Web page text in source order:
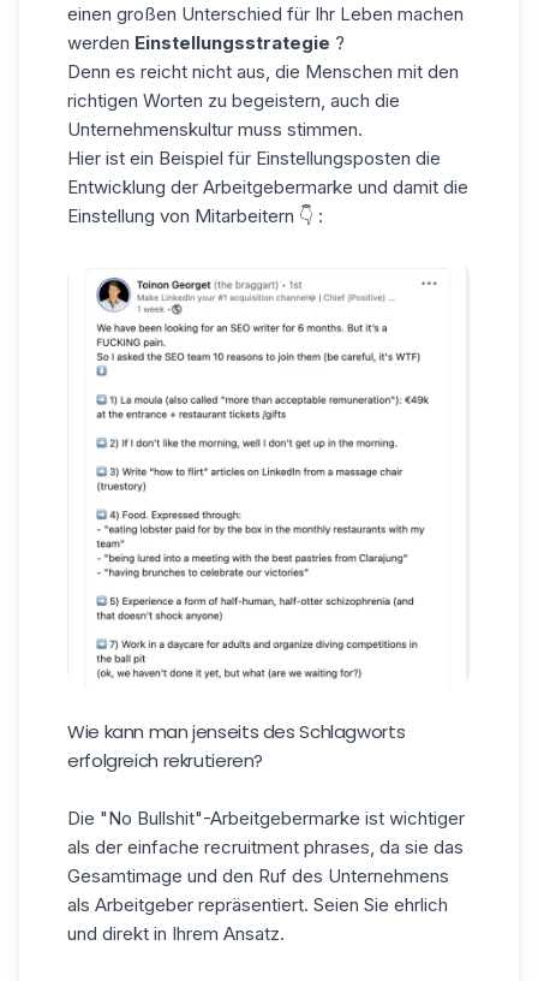
einen großen Unterschied für Ihr Leben machen
werden Einstellungsstrategie ?
Denn es reicht nicht aus, die Menschen mit den
richtigen Worten zu begeistern, auch die
Unternehmenskultur muss stimmen.
Hier ist ein Beispiel für Einstellungsposten die
Entwicklung der Arbeitgebermarke und damit die
Einstellung von Mitarbeitern 👇 :
Wie kann man jenseits des Schlagworts
erfolgreich rekrutieren?
Die "No Bullshit"-Arbeitgebermarke ist wichtiger
als der einfache recruitment phrases, da sie das
Gesamtimage und den Ruf des Unternehmens
als Arbeitgeber repräsentiert. Seien Sie ehrlich
und direkt in Ihrem Ansatz.